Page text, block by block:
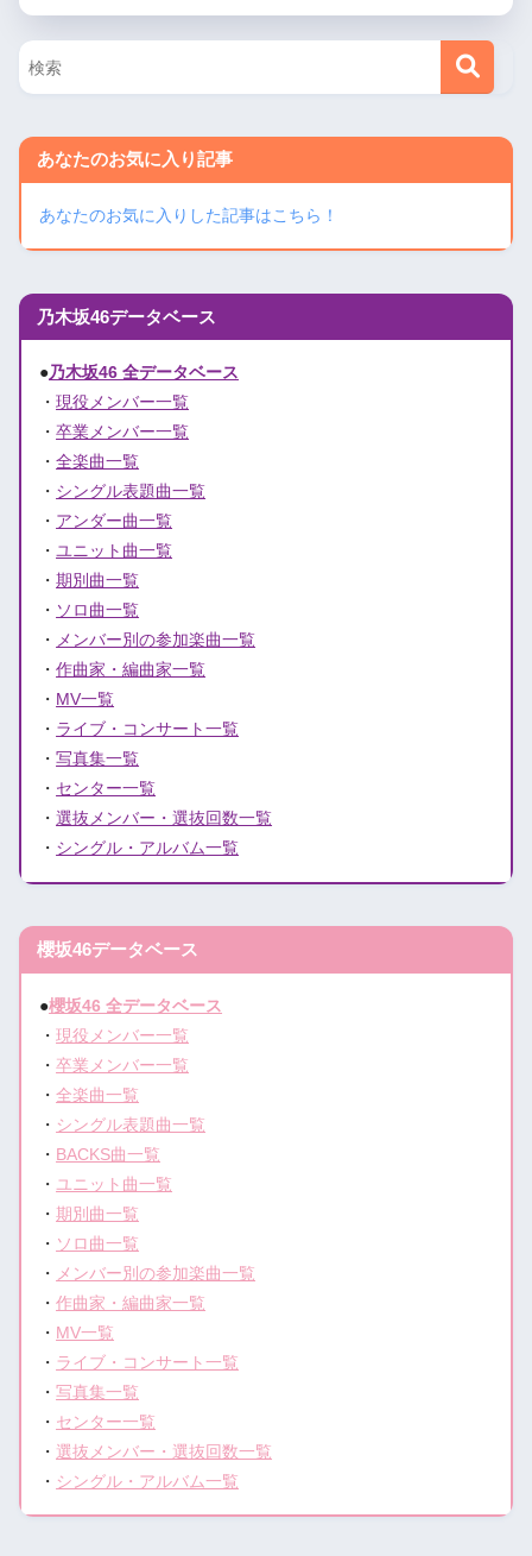
あなたのお気に入り記事
あなたのお気に入りした記事はこちら！
乃木坂46データベース
●乃木坂46 全データベース
・現役メンバー一覧
・卒業メンバー一覧
・全楽曲一覧
・ シングル表題曲一覧
・ アンダー曲一覧
・ユニット曲一覧
・期別曲一覧
・ ソロ曲一覧
・ メンバー別の参加楽曲一覧
・作曲家・編曲家一覧
・ MV一覧
・ ライブ・コンサート一覧
・写真集一覧
・ センター一覧
・選抜メンバー・選抜回数一覧
・ シングル・アルバム一覧
櫻坂46データベース
●櫻坂46 全データベース
・現役メンバー一覧
・卒業メンバー一覧
・全楽曲一覧
・ シングル表題曲一覧
・ BACKS曲一覧
・ ユニット曲一覧
・期別曲一覧
・ ソロ曲一覧
・ メンバー別の参加楽曲一覧
・作曲家・編曲家一覧
・ MV一覧
・ ライブ・コンサート一覧
・写真集一覧
・ センター一覧
・ 選抜メンバー・選抜回数一覧
・ シングル・アルバム一覧